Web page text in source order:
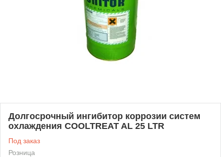
Долгосрочный ингибитор коррозии систем
охлаждения COOLTREAT AL 25 LTR
Под заказ
Розница